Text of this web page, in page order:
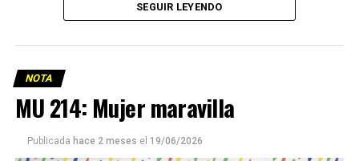
SEGUIR LEYENDO
NOTA
MU 214: Mujer maravilla
Publicada hace 2 meses el 19/06/2026